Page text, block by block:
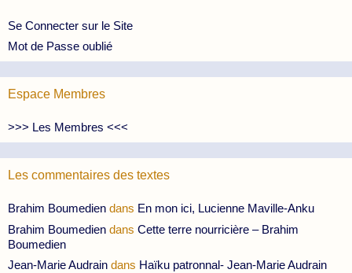
Se Connecter sur le Site
Mot de Passe oublié
Espace Membres
>>> Les Membres <<<
Les commentaires des textes
Brahim Boumedien dans En mon ici, Lucienne Maville-Anku
Brahim Boumedien dans Cette terre nourricière – Brahim
Boumedien
Jean-Marie Audrain dans Haïku patronnal- Jean-Marie Audrain